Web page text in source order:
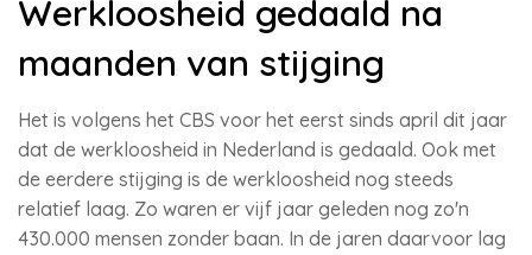
Werkloosheid gedaald na
maanden van stijging
Het is volgens het CBS voor het eerst sinds april dit jaar
dat de werkloosheid in Nederland is gedaald. Ook met
de eerdere stijging is de werkloosheid nog steeds
relatief laag. Zo waren er vijf jaar geleden nog zo'n
430.000 mensen zonder baan. In de jaren daarvoor lag